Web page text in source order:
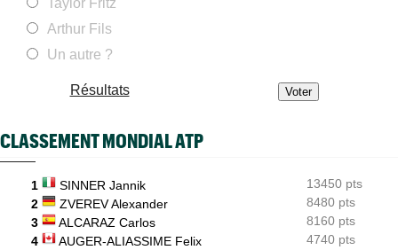
WTA - Toronto
Iga Swiatek a brisé une drôle de série noire face au Top 20
Istanbul (CH)
Challenger !
Avant son quart, Arthur Fils dans un club avec Sinner et Zverev
Arthur Fils
Un autre ?
Résultats
CLASSEMENT MONDIAL ATP
1 SINNER Jannik
13450 pts
2
ZVEREV Alexander
8480 pts
3
ALCARAZ Carlos
8160 pts
4
AUGER-ALIASSIME Felix
4740 pts